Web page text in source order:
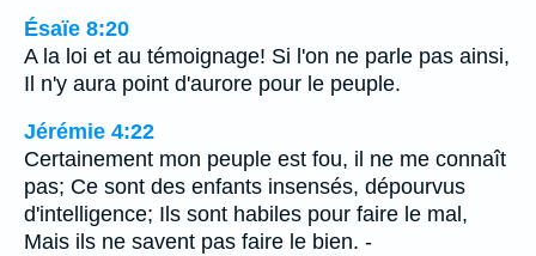
Ésaïe 8:20
A la loi et au témoignage! Si l'on ne parle pas ainsi,
Il n'y aura point d'aurore pour le peuple.
Jérémie 4:22
Certainement mon peuple est fou, il ne me connaît
pas; Ce sont des enfants insensés, dépourvus
d'intelligence; Ils sont habiles pour faire le mal,
Mais ils ne savent pas faire le bien. -